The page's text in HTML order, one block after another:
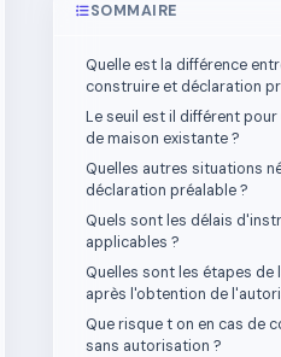
SOMMAIRE
Quelle est la différence
construire et déclaration
Le seuil est il différent pour
de maison existante ?
Quelles autres situations
déclaration préalable ?
Quels sont les délais
applicables ?
Quelles sont les étapes de
après l'obtention de
Que risque t on en cas de
sans autorisation ?